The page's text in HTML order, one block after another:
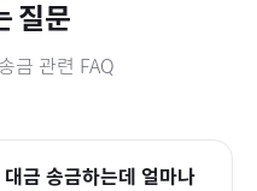
질문
금 관련 FAQ
대금 송금하는데 얼마나